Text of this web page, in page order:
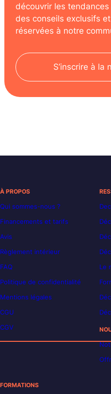
découvrir les
des conseils exclusifs
réservées à notre
S’inscrire à la
À PROPOS
Qui sommes-nous ?
Financements et tarifs
Avis
Règlement intérieur
FAQ
Politique de confidentialité
Mentions légales
CGU
CGV
Le
FORMATIONS